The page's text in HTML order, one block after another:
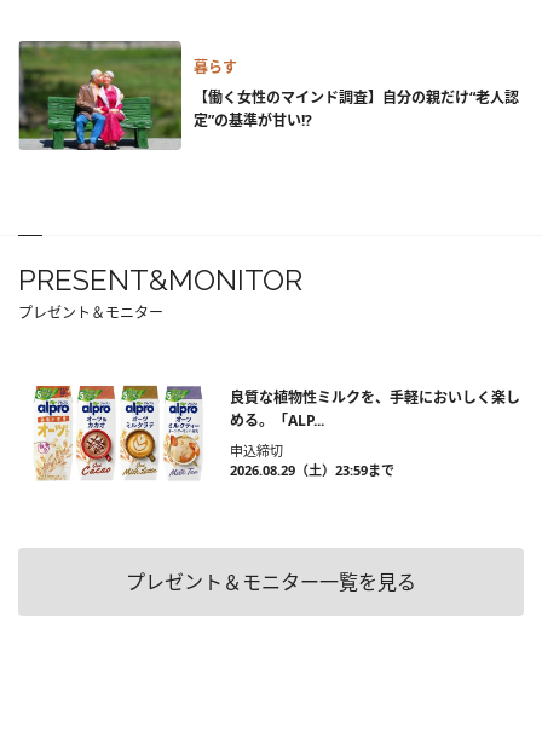
暮らす
【働く女性のマインド調査】自分の親だけ“老人認
定”の基準が甘い!?
PRESENT&MONITOR
プレゼント＆モニター
良質な植物性ミルクを、手軽においしく楽し
める。「ALP...
申込締切
2026.08.29（土）23:59まで
プレゼント＆モニター一覧を見る